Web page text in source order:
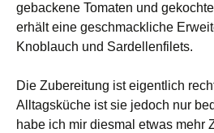
gebackene Tomaten und
erhält eine geschmackliche
Knoblauch und Sardellenfilets.
Die Zubereitung ist eigentlich
Alltagsküche ist sie jedoch nur
habe ich mir diesmal etwas mehr